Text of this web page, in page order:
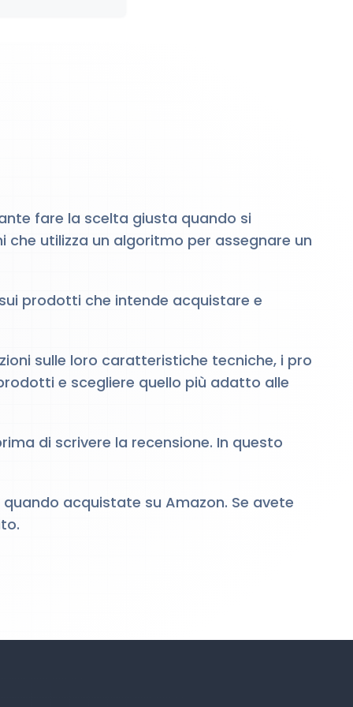
fare la scelta giusta quando si
utilizza un algoritmo per assegnare un
prodotti che intende acquistare e
sulle loro caratteristiche tecniche, i pro
e scegliere quello più adatto alle
di scrivere la recensione. In questo
acquistate su Amazon. Se avete